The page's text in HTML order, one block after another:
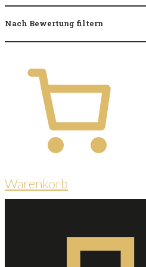
Nach Bewertung filtern
Warenkorb